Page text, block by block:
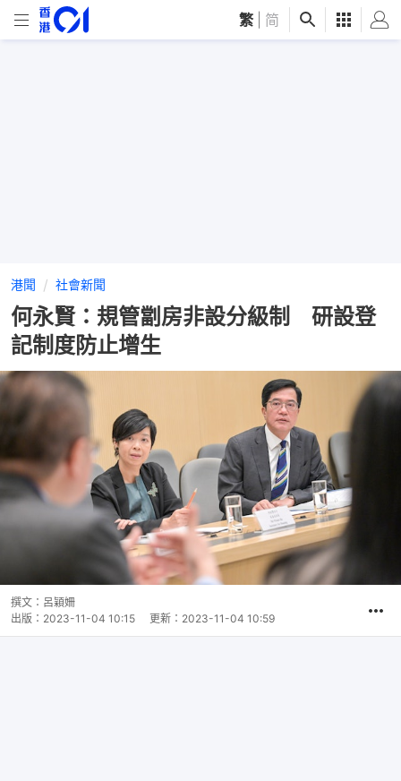
繁 简
港聞 社會新聞
何永賢：規管劏房非設分級制 研設登
記制度防止增生
撰文： 呂穎姍
出版： 2023-11-04 10:15 更新： 2023-11-04 10:59